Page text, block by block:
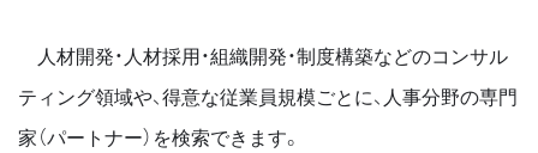
人材開発・人材採用・組織開発・制度構築などのコンサル
ティング領域や、得意な従業員規模ごとに、人事分野の専門
家（パートナー）を検索できます。